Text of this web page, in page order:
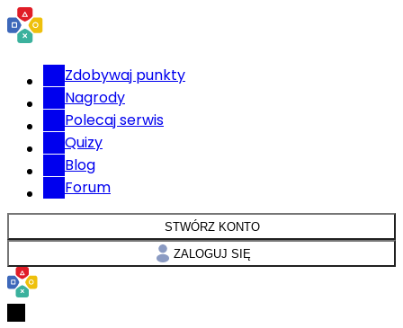
Zdobywaj punkty
Nagrody
Polecaj serwis
Quizy
Blog
Forum
STWÓRZ KONTO
ZALOGUJ SIĘ